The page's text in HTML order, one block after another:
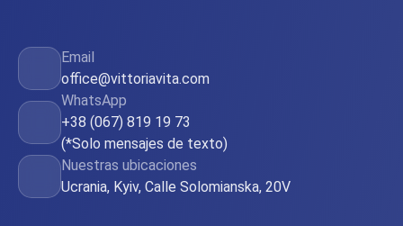
Email
office@vittoriavita.com
WhatsApp
+38 (067) 819 19 73
(*Solo mensajes de texto)
Nuestras ubicaciones
Ucrania, Kyiv, Calle Solomianska, 20V